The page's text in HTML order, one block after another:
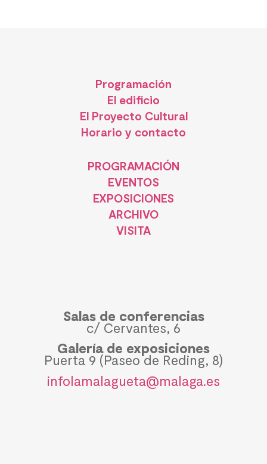
Programación
El edificio
El Proyecto Cultural
Horario y contacto
PROGRAMACIÓN
EVENTOS
EXPOSICIONES
ARCHIVO
VISITA
Salas de conferencias
c/ Cervantes, 6
Galería de exposiciones
Puerta 9 (Paseo de Reding, 8)
infolamalagueta@malaga.es